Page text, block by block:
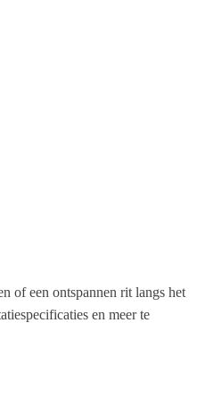
of een ontspannen rit langs het
en meer te